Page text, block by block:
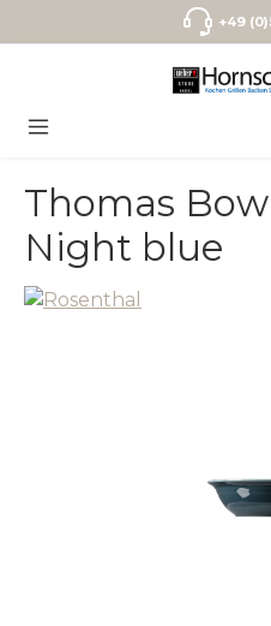
Zum Hauptinhalt springen
+49
Thomas
Night blue